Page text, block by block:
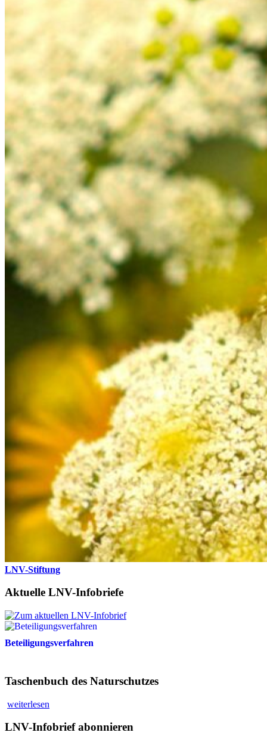
LNV-Stiftung
Aktuelle LNV-Infobriefe
Beteiligungsverfahren
Taschenbuch des Naturschutzes
weiterlesen
LNV-Infobrief abonnieren